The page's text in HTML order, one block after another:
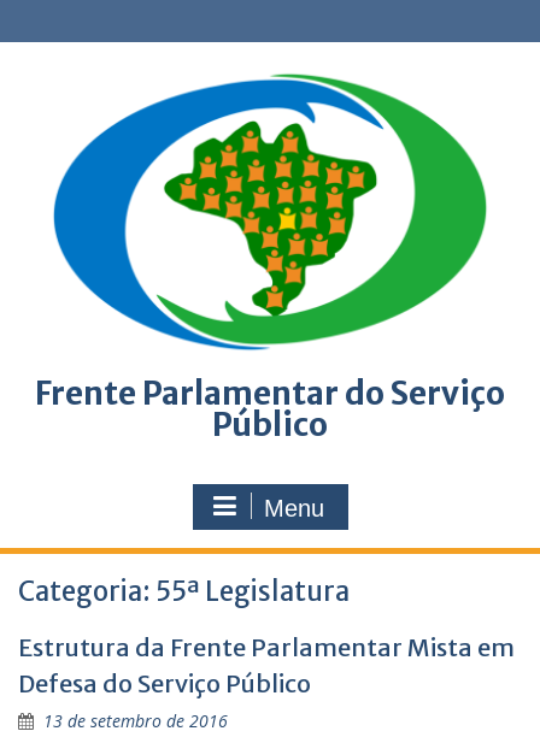
to
Frente Parlamentar do Serviço
Público
Menu
Categoria: 55ª Legislatura
Estrutura da Frente Parlamentar Mista em
Defesa do Serviço Público
13 de setembro de 2016